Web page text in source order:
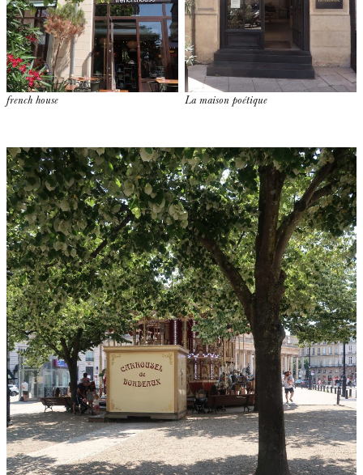
french house La maison poétique